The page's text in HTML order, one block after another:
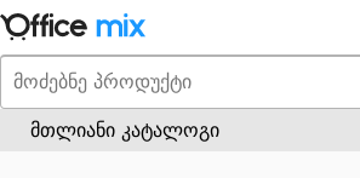
მთლიანი კატალოგი